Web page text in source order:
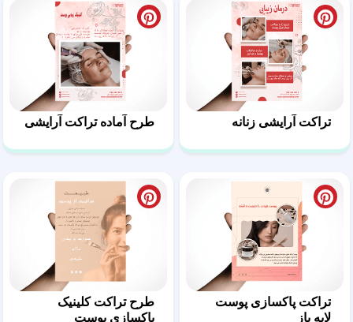
تراکت آرایشی زنانه طرح آماده تراکت آرایشی
تراکت پاکسازی پوست
لایه باز
طرح تراکت کلینیک
پاکسازی پوست